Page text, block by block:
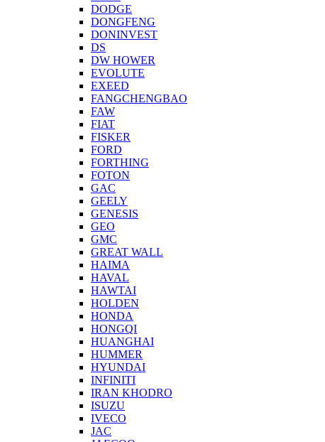
DODGE
DONGFENG
DONINVEST
DS
DW HOWER
EVOLUTE
EXEED
FANGCHENGBAO
FAW
FIAT
FISKER
FORD
FORTHING
FOTON
GAC
GEELY
GENESIS
GEO
GMC
GREAT WALL
HAIMA
HAVAL
HAWTAI
HOLDEN
HONDA
HONGQI
HUANGHAI
HUMMER
HYUNDAI
INFINITI
IRAN KHODRO
ISUZU
IVECO
JAC